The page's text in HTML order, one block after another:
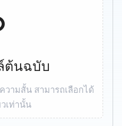
ต้นฉบับ
ามสั้น สามารถเลือกได้
เท่านั้น